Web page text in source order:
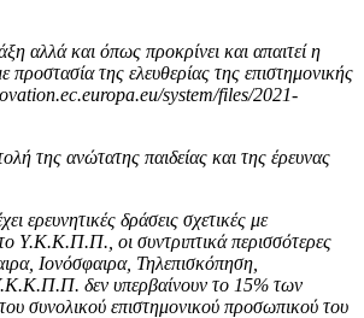
αλλά και όπως προκρίνει και απαιτεί η
της ελευθερίας της επιστημονικής
system/files/2021-
της ανώτατης παιδείας και της έρευνας
δράσεις σχετικές με
Υ.Κ.Κ.Π.Π., οι συντριπτικά περισσότερες
Ιονόσφαιρα, Τηλεπισκόπηση,
δεν υπερβαίνουν το 15% των
συνολικού επιστημονικού προσωπικού του